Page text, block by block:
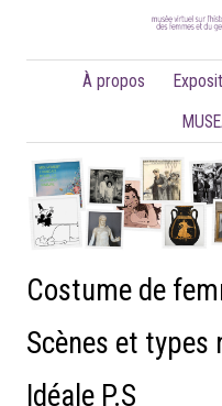
À propos
Costume de
Scènes et types
Idéale P.S